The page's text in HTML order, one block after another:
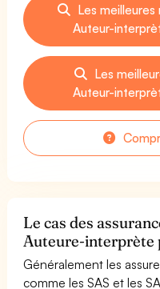
Les
Auteur-
Les
Auteur-
Le cas des
Auteure-interprète
Généralement les
comme les SAS et les